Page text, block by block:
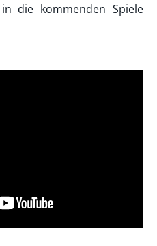
die kommenden Spiele